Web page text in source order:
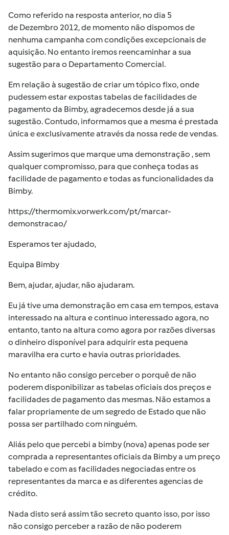
Como referido na resposta anterior, no dia 5
de Dezembro 2012, de momento não dispomos de
nenhuma campanha com condições excepcionais de
aquisição. No entanto iremos reencaminhar a sua
sugestão para o Departamento Comercial.
Em relação à sugestão de criar um tópico fixo, onde
pudessem estar expostas tabelas de facilidades de
pagamento da Bimby, agradecemos desde já a sua
sugestão. Contudo, informamos que a mesma é prestada
única e exclusivamente através da nossa rede de vendas.
Assim sugerimos que marque uma demonstração , sem
qualquer compromisso, para que conheça todas as
facilidade de pagamento e todas as funcionalidades da
Bimby.
https://thermomix.vorwerk.com/pt/marcar-
demonstracao/
Esperamos ter ajudado,
Equipa Bimby
Bem, ajudar, ajudar, não ajudaram.
Eu já tive uma demonstração em casa em tempos, estava
interessado na altura e continuo interessado agora, no
entanto, tanto na altura como agora por razões diversas
o dinheiro disponível para adquirir esta pequena
maravilha era curto e havia outras prioridades.
No entanto não consigo perceber o porquê de não
poderem disponibilizar as tabelas oficiais dos preços e
facilidades de pagamento das mesmas. Não estamos a
falar propriamente de um segredo de Estado que não
possa ser partilhado com ninguém.
Aliás pelo que percebi a bimby (nova) apenas pode ser
comprada a representantes oficiais da Bimby a um preço
tabelado e com as facilidades negociadas entre os
representantes da marca e as diferentes agencias de
crédito.
Nada disto será assim tão secreto quanto isso, por isso
não consigo perceber a razão de não poderem